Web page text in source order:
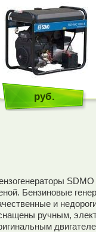
руб.
Бензиновые
и
ручным,